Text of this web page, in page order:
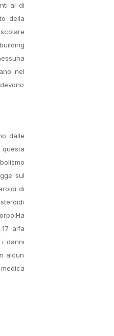
al di
della
nel
dalle
sul
di
alfa
i danni
alcun